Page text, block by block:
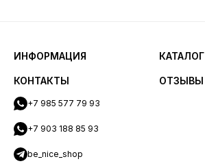
ИНФОРМАЦИЯ КАТАЛОГ
КОНТАКТЫ
+7 985 577 79 93
+7 903 188 85 93
be_nice_shop
ОТЗЫВЫ